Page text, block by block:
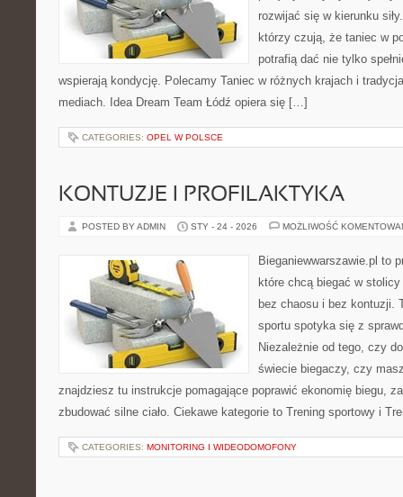
rozwijać się w kierunku
którzy czują, że taniec w
potrafią dać nie tylko
wspierają kondycję. Polecamy Taniec w różnych krajach i
mediach. Idea Dream Team Łódź opiera się […]
CATEGORIES: OPEL W POLSCE
KONTUZJE I PROFILAKTYKA
POSTED BY ADMIN STY - 24 - 2026 MOŻLIWOŚĆ
Bieganiewwarszawie.pl to
które chcą biegać w
bez chaosu i bez kontuzji.
sportu spotyka się z
Niezależnie od tego, czy
świecie biegaczy, czy
znajdziesz tu instrukcje pomagające poprawić ekonomię biegu,
zbudować silne ciało. Ciekawe kategorie to Trening sportowy i
CATEGORIES: MONITORING I WIDEODOMOFONY